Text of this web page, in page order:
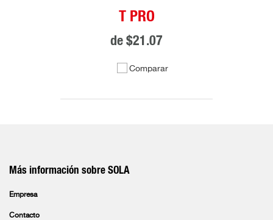
T PRO
de $21.07
Comparar
Más información sobre SOLA
Empresa
Contacto